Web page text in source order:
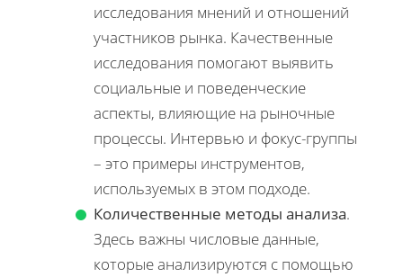
исследования мнений и отношений
участников рынка. Качественные
исследования помогают выявить
социальные и поведенческие
аспекты, влияющие на рыночные
процессы. Интервью и фокус-группы
– это примеры инструментов,
используемых в этом подходе.
Количественные методы анализа.
Здесь важны числовые данные,
которые анализируются с помощью